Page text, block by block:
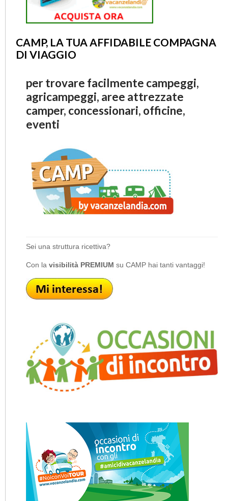
CAMP, LA TUA AFFIDABILE COMPAGNA
DI VIAGGIO
per trovare facilmente campeggi,
agricampeggi, aree attrezzate
camper, concessionari, officine,
eventi
Sei una struttura ricettiva?
Con la visibilità PREMIUM su CAMP hai tanti vantaggi!